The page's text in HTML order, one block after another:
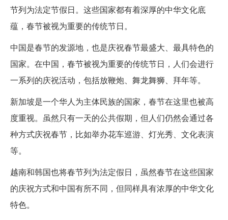
节列为法定节假日。这些国家都有着深厚的中华文化底
蕴，春节被视为重要的传统节日。
中国是春节的发源地，也是庆祝春节最盛大、最具特色的
国家。在中国，春节被视为重要的传统节日，人们会进行
一系列的庆祝活动，包括放鞭炮、舞龙舞狮、拜年等。
新加坡是一个华人为主体民族的国家，春节在这里也被高
度重视。虽然只有一天的公共假期，但人们仍然会通过各
种方式庆祝春节，比如举办花车巡游、灯光秀、文化表演
等。
越南和韩国也将春节列为法定假日，虽然春节在这些国家
的庆祝方式和中国有所不同，但同样具有浓厚的中华文化
特色。